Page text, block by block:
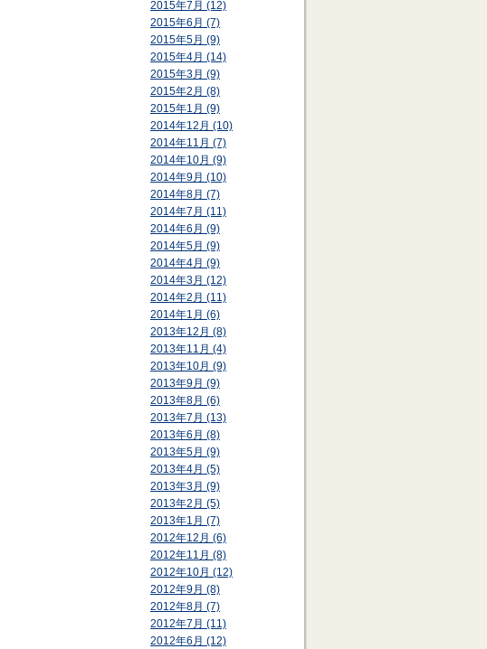
2015年7月 (12)
2015年6月 (7)
2015年5月 (9)
2015年4月 (14)
2015年3月 (9)
2015年2月 (8)
2015年1月 (9)
2014年12月 (10)
2014年11月 (7)
2014年10月 (9)
2014年9月 (10)
2014年8月 (7)
2014年7月 (11)
2014年6月 (9)
2014年5月 (9)
2014年4月 (9)
2014年3月 (12)
2014年2月 (11)
2014年1月 (6)
2013年12月 (8)
2013年11月 (4)
2013年10月 (9)
2013年9月 (9)
2013年8月 (6)
2013年7月 (13)
2013年6月 (8)
2013年5月 (9)
2013年4月 (5)
2013年3月 (9)
2013年2月 (5)
2013年1月 (7)
2012年12月 (6)
2012年11月 (8)
2012年10月 (12)
2012年9月 (8)
2012年8月 (7)
2012年7月 (11)
2012年6月 (12)